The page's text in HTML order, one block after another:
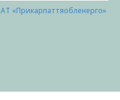
АТ «Прикарпаттяобленерго»